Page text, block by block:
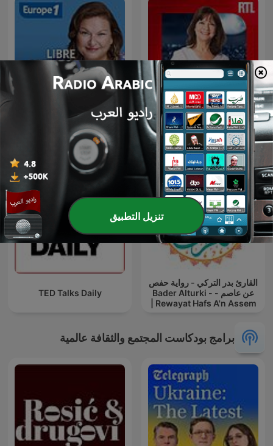
Parlons-nous
Libre antenne week-end
القارئ بدر التركي - رواية حفص
عن عاصم - Bader Alturki -
Rewayat Hafs A'n Assem |
TED Talks Daily
برامج بودكاست المجتمع والثقافة عالمية
تنزيل التطبيق